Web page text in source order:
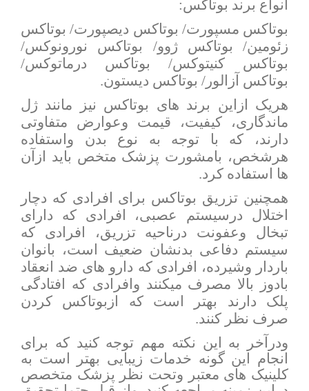
انواع برند بوتاکس:
بوتاکس مسپورت/ بوتاکس دیصپورت/ بوتاکس
زئومین/ بوتاکس ژوو/ بوتاکس نورونوکس/
بوتاکس کنیتوکس/ بوتاکس درماتوکس/
بوتاکس آزالور/ بوتاکس دیستون.
هریک ازاین برند های بوتاکس نیز مانند ژل
ماندگاری، کیفیت، قیمت وعوارض متفاوتی
دارند، که با توجه به نوع بدن واستفاده
هرشخص، بامشورت پزشک متخص باید ازآن
ها استفاده کرد.
همچنین تزریق بوتاکس برای افرادی که دچار
اختلال درسیستم عصبی، افرادی که دارای
تبخال وعفونت درناحیه تزریق، افرادی که
سیستم دفاعی بدنشان ضعیف است، بانوان
باردار وشیرده، افرادی که دارو های ضد انعقاد
بادوز بالا مصرف میکنند وافرادی که افتادگی
پلک دارند بهتر است که ازبوتاکس کردن
صرف نظر کنند.
ودرآخر به این نکته مهم توجه کنید که برای
انجام این گونه خدمات زیبایی بهتر است به
کلینیک های معتبر وتحت نظر پزشک متخصص